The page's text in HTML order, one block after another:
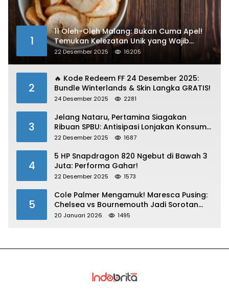
1
11 Oleh-Oleh Malang: Bukan Cuma Apel!
Temukan Kelezatan Unik yang Wajib
Dibawa
22 Desember 2025 16205
2
🔥 Kode Redeem FF 24 Desember 2025:
Bundle Winterlands & Skin Langka GRATIS!
24 Desember 2025 2281
3
Jelang Nataru, Pertamina Siagakan
Ribuan SPBU: Antisipasi Lonjakan Konsumsi
BBM dan LPG!
22 Desember 2025 1687
4
5 HP Snapdragon 820 Ngebut di Bawah 3
Juta: Performa Gahar!
22 Desember 2025 1573
5
Cole Palmer Mengamuk! Maresca Pusing:
Chelsea vs Bournemouth Jadi Sorotan
Utama
20 Januari 2026 1495